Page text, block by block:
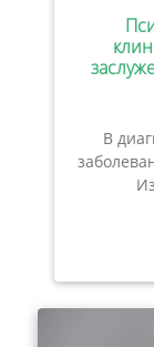
В